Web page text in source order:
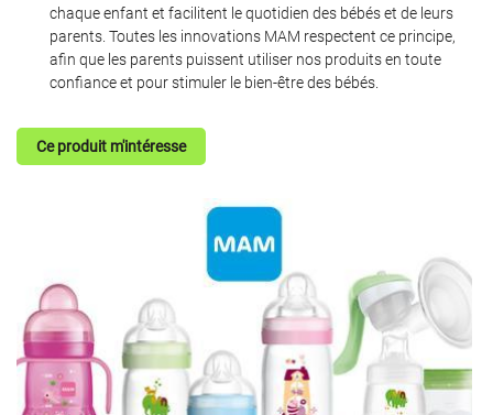
ACCUEIL
Une
Recopier le code ci-contre
Rafraîchir le captcha
En cochant cette case, vous consentez à recevoir nos propositions commerciales à
le formulaire de désinscription
chaque enfant et facilitent le quotidien des bébés et de leurs
parents. Toutes les innovations MAM respectent ce principe,
afin que les parents puissent utiliser nos produits en toute
confiance et pour stimuler le bien-être des bébés.
Ce produit m'intéresse